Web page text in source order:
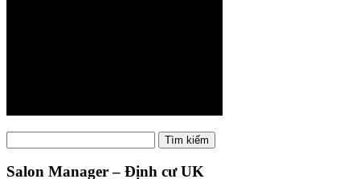
kiếm:
Tìm kiếm
Salon Manager – Định cư UK